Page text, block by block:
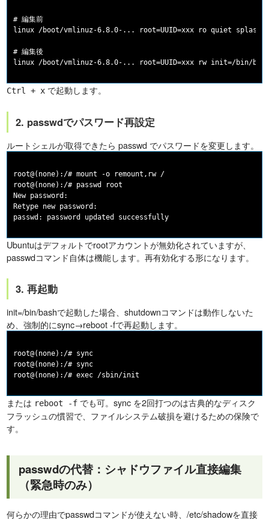
# 編集前
linux /boot/vmlinuz-6.8.0-... root=UUID=xxx ro quiet splash
# 編集後
Ctrl + x で起動します。
2. passwdでパスワード再設定
ルートシェルが取得できたら passwd でパスワードを変更します。
root@(none):/# mount -o remount,rw /
root@(none):/# passwd root
New password:
Retype new password:
Ubuntuはデフォルトでrootアカウントが無効化されていますが、
passwdコマンド自体は機能します。再有効化する形になります。
3. 再起動
init=/bin/bashで起動した場合、shutdownコマンドは動作しないた
め、強制的にsync→reboot -fで再起動します。
root@(none):/# sync
root@(none):/# sync
または reboot -f でも可。sync を2回打つのは古典的なディスク
フラッシュの慣習で、ファイルシステム破損を避けるための保険で
す。
passwdの代替：シャドウファイル直接編集
（緊急時のみ）
何らかの理由でpasswdコマンドが使えない時、/etc/shadowを直接